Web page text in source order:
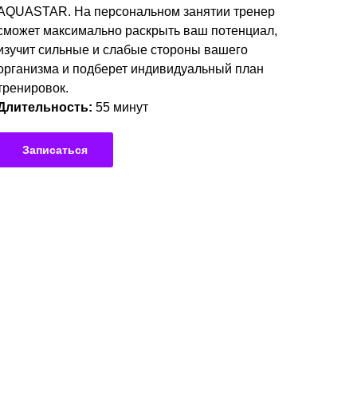
На персональном занятии тренер
максимально раскрыть ваш потенциал,
сильные и слабые стороны вашего
и подберет индивидуальный план
55 минут
Записаться